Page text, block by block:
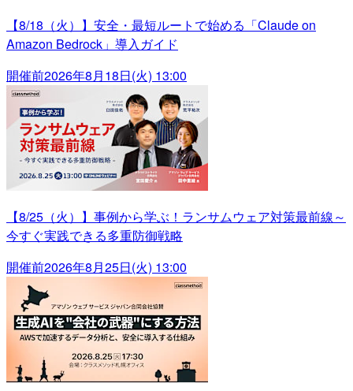
【8/18（火）】安全・最短ルートで始める「Claude on
Amazon Bedrock」導入ガイド
開催前2026年8月18日(火) 13:00
【8/25（火）】事例から学ぶ！ランサムウェア対策最前線～
今すぐ実践できる多重防御戦略
開催前2026年8月25日(火) 13:00